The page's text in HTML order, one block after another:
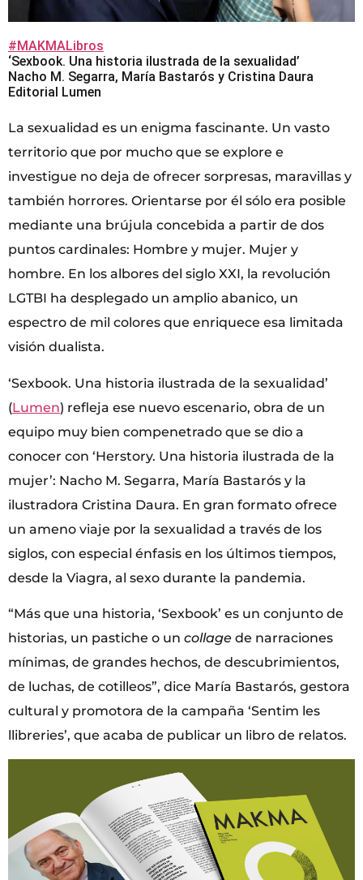
#MAKMALibros
‘Sexbook. Una historia ilustrada de la sexualidad’
Nacho M. Segarra, María Bastarós y Cristina Daura
Editorial Lumen
La sexualidad es un enigma fascinante. Un vasto
territorio que por mucho que se explore e
investigue no deja de ofrecer sorpresas, maravillas y
también horrores. Orientarse por él sólo era posible
mediante una brújula concebida a partir de dos
puntos cardinales: Hombre y mujer. Mujer y
hombre. En los albores del siglo XXI, la revolución
LGTBI ha desplegado un amplio abanico, un
espectro de mil colores que enriquece esa limitada
visión dualista.
‘Sexbook. Una historia ilustrada de la sexualidad’
(Lumen) refleja ese nuevo escenario, obra de un
equipo muy bien compenetrado que se dio a
conocer con ‘Herstory. Una historia ilustrada de la
mujer’: Nacho M. Segarra, María Bastarós y la
ilustradora Cristina Daura. En gran formato ofrece
un ameno viaje por la sexualidad a través de los
siglos, con especial énfasis en los últimos tiempos,
desde la Viagra, al sexo durante la pandemia.
“Más que una historia, ‘Sexbook’ es un conjunto de
historias, un pastiche o un collage de narraciones
mínimas, de grandes hechos, de descubrimientos,
de luchas, de cotilleos”, dice María Bastarós, gestora
cultural y promotora de la campaña ‘Sentim les
llibreries’, que acaba de publicar un libro de relatos.